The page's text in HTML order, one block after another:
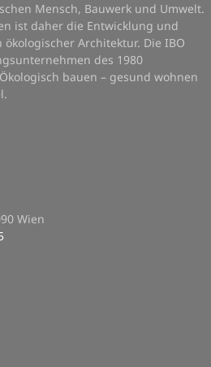
Mensch, Bauwerk und Umwelt.
ist daher die Entwicklung und
Architektur. Die IBO
des 1980
bauen – gesund wohnen
Wien